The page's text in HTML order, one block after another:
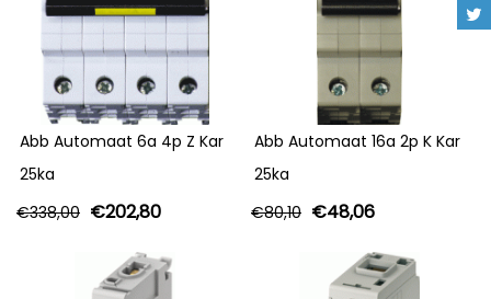
Abb Automaat 6a 4p Z Kar
25ka
€338,00 €202,80
Abb Automaat 16a 2p K Kar
25ka
€80,10 €48,06